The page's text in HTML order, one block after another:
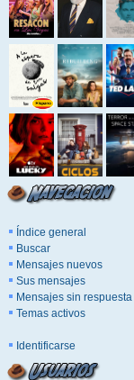
Índice general
Buscar
Mensajes nuevos
Sus mensajes
Mensajes sin respuesta
Temas activos
Identificarse